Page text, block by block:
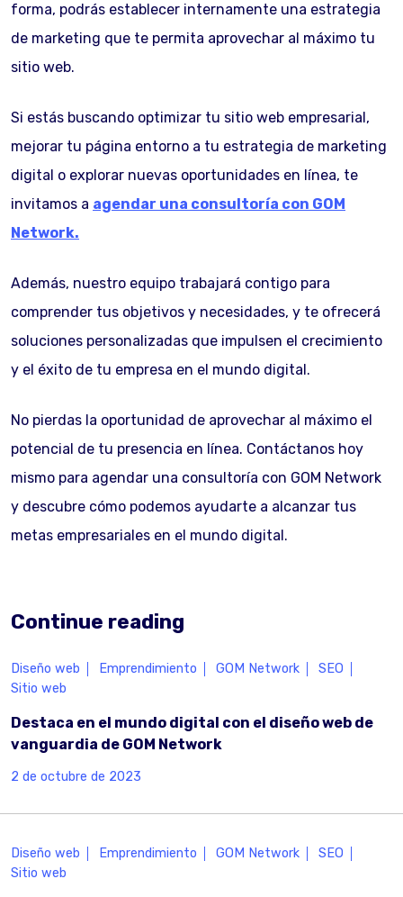
forma, podrás establecer internamente una estrategia
de marketing que te permita aprovechar al máximo tu
sitio web.
Si estás buscando optimizar tu sitio web empresarial,
mejorar tu página entorno a tu estrategia de marketing
digital o explorar nuevas oportunidades en línea, te
invitamos a agendar una consultoría con GOM
Network.
Además, nuestro equipo trabajará contigo para
comprender tus objetivos y necesidades, y te ofrecerá
soluciones personalizadas que impulsen el crecimiento
y el éxito de tu empresa en el mundo digital.
No pierdas la oportunidad de aprovechar al máximo el
potencial de tu presencia en línea. Contáctanos hoy
mismo para agendar una consultoría con GOM Network
y descubre cómo podemos ayudarte a alcanzar tus
metas empresariales en el mundo digital.
Continue reading
Diseño web Emprendimiento GOM Network
SEO
Sitio web
Destaca en el mundo digital con el diseño web de
vanguardia de GOM Network
2 de octubre de 2023
Diseño web Emprendimiento GOM Network
SEO
Sitio web